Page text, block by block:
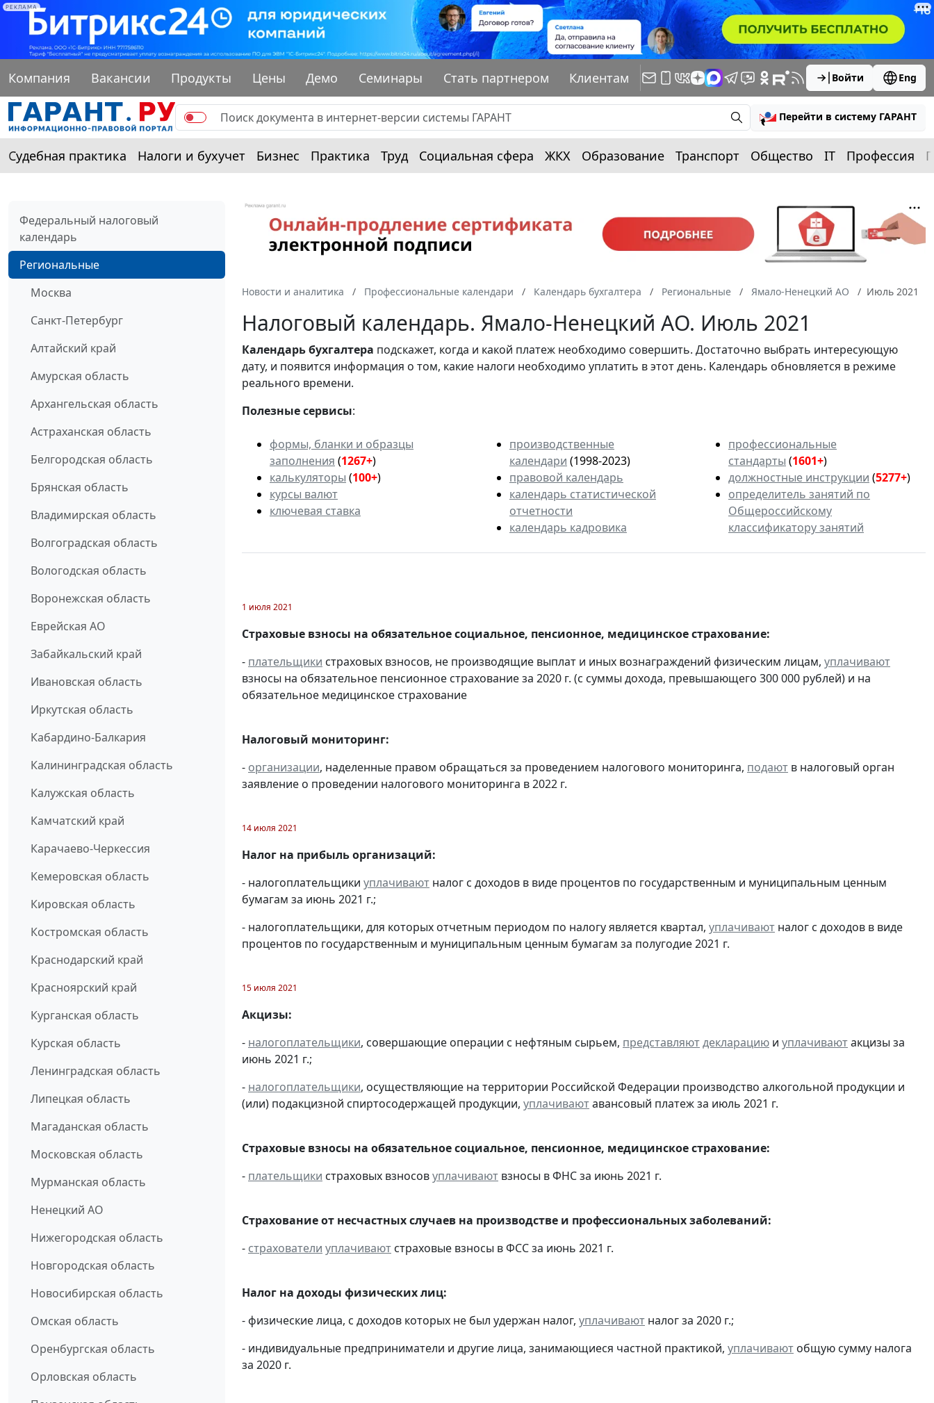
РЕКЛАМА
Компания Вакансии Продукты Цены Демо Семинары Стать партнером Клиентам Войти Eng
Перейти в систему ГАРАНТ
Судебная практика Налоги и бухучет Бизнес Практика Труд Социальная сфера ЖКХ Образование Транспорт Общество IT Профессия
Федеральный налоговый
календарь
Региональные
Москва
Санкт-Петербург
Алтайский край
Амурская область
Архангельская область
Астраханская область
Белгородская область
Брянская область
Владимирская область
Волгоградская область
Вологодская область
Воронежская область
Еврейская АО
Забайкальский край
Ивановская область
Иркутская область
Кабардино-Балкария
Калининградская область
Калужская область
Камчатский край
Карачаево-Черкессия
Кемеровская область
Кировская область
Костромская область
Краснодарский край
Красноярский край
Курганская область
Курская область
Ленинградская область
Липецкая область
Магаданская область
Московская область
Мурманская область
Ненецкий АО
Нижегородская область
Новгородская область
Новосибирская область
Омская область
Оренбургская область
Орловская область
Новости и аналитика Профессиональные календари Календарь бухгалтера Региональные Ямало-Ненецкий АО Июль 2021
Налоговый календарь. Ямало-Ненецкий АО. Июль 2021
Календарьбухгалтера подскажет, когда и какой платеж необходимо совершить. Достаточно выбрать интересующую
дату, и появится информация о том, какие налоги необходимо уплатить в этот день. Календарь обновляется в режиме
реального времени.
Полезные сервисы:
формы, бланки и образцы
заполнения (1267+)
калькуляторы (100+)
курсы валют
ключевая ставка
производственные
календари (1998-2023)
правовой календарь
календарь статистической
отчетности
календарь кадровика
профессиональные
стандарты (1601+)
должностные инструкции (5277+)
определитель занятий по
Общероссийскому
классификатору занятий
1 июля 2021
Страховые взносы на обязательное социальное, пенсионное, медицинское страхование:
- плательщики страховых взносов, не производящие выплат и иных вознаграждений физическим лицам, уплачивают
взносы на обязательное пенсионное страхование за 2020 г. (с суммы дохода, превышающего 300 000 рублей) и на
обязательное медицинское страхование
Налоговый мониторинг:
- организации, наделенные правом обращаться за проведением налогового мониторинга, подают в налоговый орган
заявление о проведении налогового мониторинга в 2022 г.
14 июля 2021
Налог на прибыль организаций:
- налогоплательщики уплачивают налог с доходов в виде процентов по государственным и муниципальным ценным
бумагам за июнь 2021 г.;
- налогоплательщики, для которых отчетным периодом по налогу является квартал, уплачивают налог с доходов в виде
процентов по государственным и муниципальным ценным бумагам за полугодие 2021 г.
15 июля 2021
Акцизы:
- налогоплательщики, совершающие операции с нефтяным сырьем, представляютдекларацию и уплачиваютакцизы за
июнь 2021 г.;
- налогоплательщики, осуществляющие на территории Российской Федерации производство алкогольной продукции и
(или) подакцизной спиртосодержащей продукции, уплачиваютавансовый платеж за июль 2021 г.
Страховые взносы на обязательное социальное, пенсионное, медицинское страхование:
- плательщики страховых взносовуплачивают взносы в ФНС за июнь 2021 г.
Страхование от несчастных случаев на производстве и профессиональных заболеваний:
- страхователи уплачивают страховые взносы в ФСС за июнь 2021 г.
Налог на доходы физических лиц:
- физические лица, с доходов которых не был удержан налог, уплачивают налог за 2020 г.;
- индивидуальные предприниматели и другие лица, занимающиеся частной практикой, уплачивают общую сумму налога
за 2020 г.